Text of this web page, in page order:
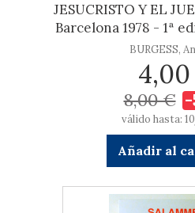
JESUCRISTO Y EL
Barcelona 1978 - 1ª
BURGESS,
8,00 € -
válido hasta:
Añadir al